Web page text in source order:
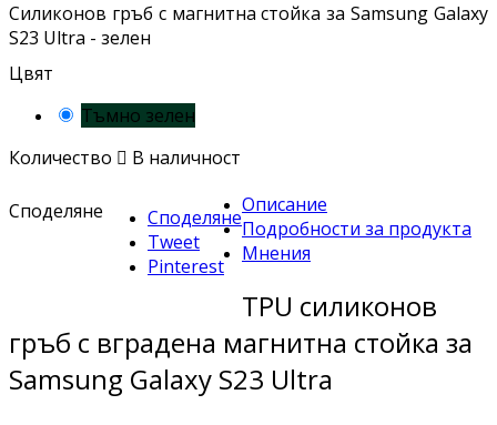
Силиконов гръб с магнитна стойка за Samsung Galaxy
S23 Ultra - зелен
Цвят
Тъмно зелен
Количество  В наличност
Споделяне
Споделяне
Tweet
Pinterest
Описание
Подробности за продукта
Мнения
TPU силиконов
гръб с вградена магнитна стойка за
Samsung Galaxy S23 Ultra